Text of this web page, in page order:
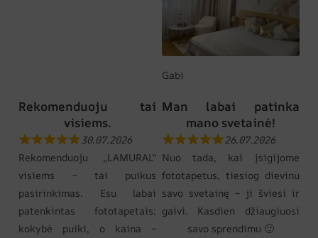
Gabi
Rekomenduoju tai
visiems.
30.07.2026
Rekomenduoju „LAMURAL“
visiems – tai puikus
pasirinkimas. Esu labai
patenkintas fototapetais:
kokybė puiki, o kaina –
Man labai patinka
mano svetainė!
26.07.2026
Nuo tada, kai įsigijome
fototapetus, tiesiog dievinu
savo svetainę – ji šviesi ir
gaivi. Kasdien džiaugiuosi
savo sprendimu 🙂